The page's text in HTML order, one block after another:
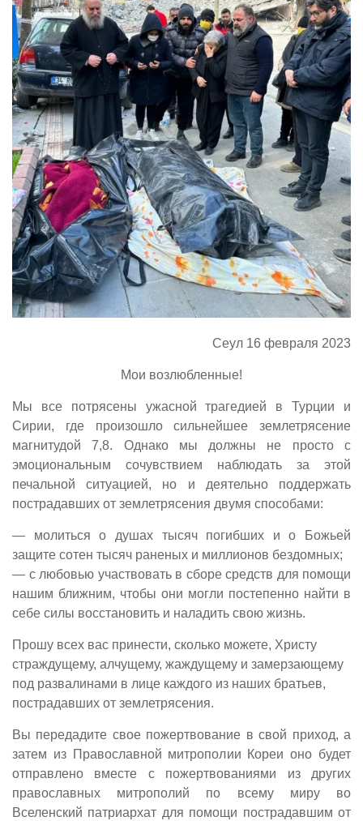
Сеул 16 февраля 2023
Мои возлюбленные!
Мы все потрясены ужасной трагедией в Турции и
Сирии, где произошло сильнейшее землетрясение
магнитудой 7,8. Однако мы должны не просто с
эмоциональным сочувствием наблюдать за этой
печальной ситуацией, но и деятельно поддержать
пострадавших от землетрясения двумя способами:
— молиться о душах тысяч погибших и о Божьей
защите сотен тысяч раненых и миллионов бездомных;
— с любовью участвовать в сборе средств для помощи
нашим ближним, чтобы они могли постепенно найти в
себе силы восстановить и наладить свою жизнь.
Прошу всех вас принести, сколько можете, Христу
страждущему, алчущему, жаждущему и замерзающему
под развалинами в лице каждого из наших братьев,
пострадавших от землетрясения.
Вы передадите свое пожертвование в свой приход, а
затем из Православной митрополии Кореи оно будет
отправлено вместе с пожертвованиями из других
православных митрополий по всему миру во
Вселенский патриархат для помощи пострадавшим от